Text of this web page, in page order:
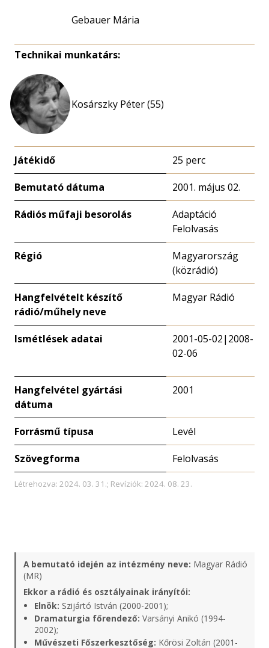
Gebauer Mária
Technikai munkatárs:
Kosárszky Péter (55)
Játékidő 25 perc
Bemutató dátuma 2001. május 02.
Rádiós műfaji besorolás
Adaptáció
Felolvasás
Régió
Magyarország
(közrádió)
Hangfelvételt készítő
rádió/műhely neve
Magyar Rádió
Ismétlések adatai
2001-05-02|2008-
02-06
Hangfelvétel gyártási
dátuma
2001
Forrásmű típusa Levél
Szövegforma Felolvasás
Létrehozva: 2024. 03. 31.; Revíziók: 2024. 08. 23.
A bemutató idején az intézmény neve: Magyar Rádió
(MR)
Ekkor a rádió és osztályainak irányítói:
Elnök: Szijártó István (2000-2001);
Dramaturgia főrendező: Varsányi Anikó (1994-
2002);
Művészeti Főszerkesztőség: Kőrösi Zoltán (2001-